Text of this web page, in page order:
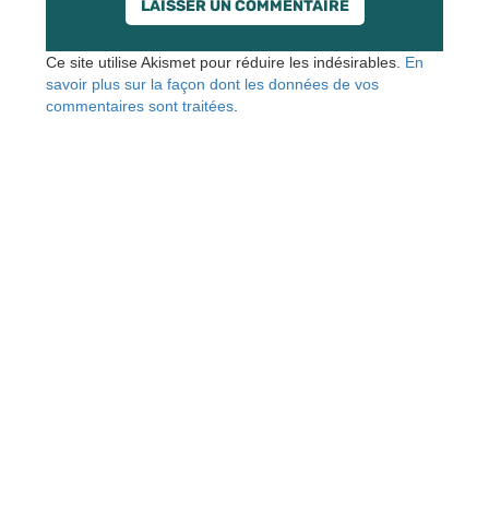
Ce site utilise Akismet pour réduire les indésirables. En
savoir plus sur la façon dont les données de vos
commentaires sont traitées